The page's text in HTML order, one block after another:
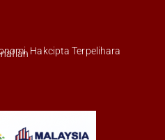
Hakcipta Terpelihara